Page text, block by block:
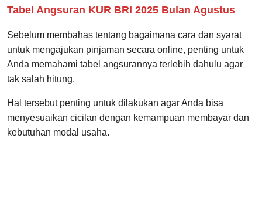
Tabel Angsuran KUR BRI 2025 Bulan Agustus
Sebelum membahas tentang bagaimana cara dan syarat
untuk mengajukan pinjaman secara online, penting untuk
Anda memahami tabel angsurannya terlebih dahulu agar
tak salah hitung.
Hal tersebut penting untuk dilakukan agar Anda bisa
menyesuaikan cicilan dengan kemampuan membayar dan
kebutuhan modal usaha.